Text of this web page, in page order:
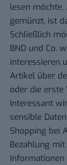
lesen möchte.
gemünzt, ist
Schließlich
BND und Co.
interessieren
Artikel über
oder die erste
Interessant
sensible
Shopping bei
Bezahlung